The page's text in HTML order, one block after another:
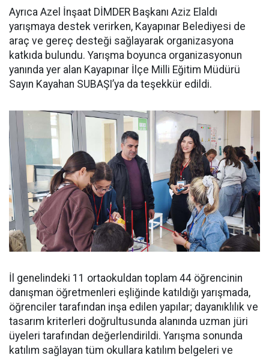
Ayrıca Azel İnşaat DİMDER Başkanı Aziz Elaldı
yarışmaya destek verirken, Kayapınar Belediyesi de
araç ve gereç desteği sağlayarak organizasyona
katkıda bulundu. Yarışma boyunca organizasyonun
yanında yer alan Kayapınar İlçe Milli Eğitim Müdürü
Sayın Kayahan SUBAŞI’ya da teşekkür edildi.
İl genelindeki 11 ortaokuldan toplam 44 öğrencinin
danışman öğretmenleri eşliğinde katıldığı yarışmada,
öğrenciler tarafından inşa edilen yapılar; dayanıklılık ve
tasarım kriterleri doğrultusunda alanında uzman jüri
üyeleri tarafından değerlendirildi. Yarışma sonunda
katılım sağlayan tüm okullara katılım belgeleri ve